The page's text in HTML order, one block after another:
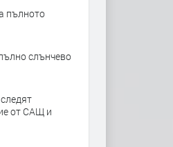
пълното
слънчево
от САЩ и